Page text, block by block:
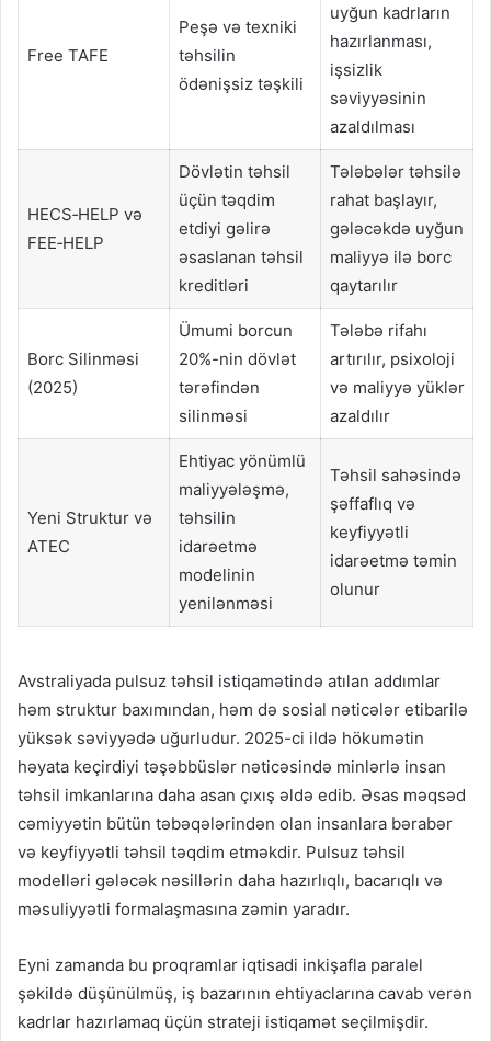
Free TAFE
Peşə və texniki
təhsilin
ödənişsiz təşkili
uyğun kadrların
hazırlanması,
işsizlik
səviyyəsinin
azaldılması
HECS‑HELP və
FEE‑HELP
Dövlətin təhsil
üçün təqdim
etdiyi gəlirə
əsaslanan təhsil
kreditləri
Tələbələr təhsilə
rahat başlayır,
gələcəkdə uyğun
maliyyə ilə borc
qaytarılır
Borc Silinməsi
(2025)
Ümumi borcun
20%-nin dövlət
tərəfindən
silinməsi
Tələbə rifahı
artırılır, psixoloji
və maliyyə yüklər
azaldılır
Yeni Struktur və
ATEC
Ehtiyac yönümlü
maliyyələşmə,
təhsilin
idarəetmə
modelinin
yenilənməsi
Təhsil sahəsində
şəffaflıq və
keyfiyyətli
idarəetmə təmin
olunur
Avstraliyada pulsuz təhsil istiqamətində atılan addımlar
həm struktur baxımından, həm də sosial nəticələr etibarilə
yüksək səviyyədə uğurludur. 2025-ci ildə hökumətin
həyata keçirdiyi təşəbbüslər nəticəsində minlərlə insan
təhsil imkanlarına daha asan çıxış əldə edib. Əsas məqsəd
cəmiyyətin bütün təbəqələrindən olan insanlara bərabər
və keyfiyyətli təhsil təqdim etməkdir. Pulsuz təhsil
modelləri gələcək nəsillərin daha hazırlıqlı, bacarıqlı və
məsuliyyətli formalaşmasına zəmin yaradır.
Eyni zamanda bu proqramlar iqtisadi inkişafla paralel
şəkildə düşünülmüş, iş bazarının ehtiyaclarına cavab verən
kadrlar hazırlamaq üçün strateji istiqamət seçilmişdir.